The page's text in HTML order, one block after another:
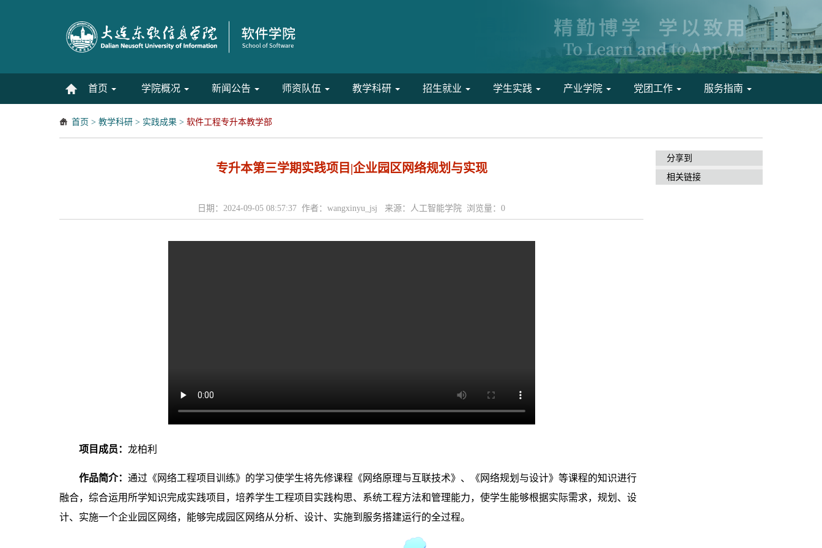
首页 学院概况 新闻公告 师资队伍 教学科研 招生就业 学生实践 产业学院 党团工作 服务指南
首页 > 教学科研 > 实践成果 > 软件工程专升本教学部
专升本第三学期实践项目|企业园区网络规划与实现
日期：2024-09-05 08:57:37 作者：wangxinyu_jsj 来源：人工智能学院 浏览量： 0
项目成员： 龙柏利
作品简介： 通过《 网络工程项目训练》的学习使学生将先修课程 《 网络原理与互联技术》 、 《 网络规划与设计》 等课程的知识进行
融合，综合运用所学知识完成实践项目，培养学生工程项目实践构思、系统工程方法和管理能力，使学生能够根据实际需求，规划、设
计、实施一个企业园区网络，能够完成园区网络从分析、设计、实施到服务搭建运行的全过程。
分享到
相关链接